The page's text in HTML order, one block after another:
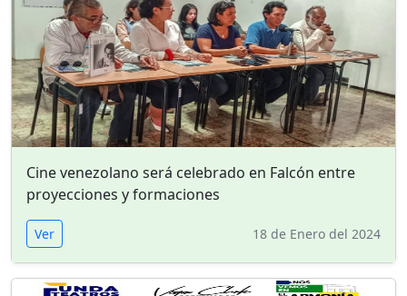
Cine venezolano será celebrado en Falcón entre
proyecciones y formaciones
Ver 18 de Enero del 2024